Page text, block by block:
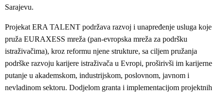
Sarajevu.
Projekat ERA TALENT podržava razvoj i unapređenje usluga koje
pruža EURAXESS mreža (pan-evropska mreža za podršku
istraživačima), kroz reformu njene strukture, sa ciljem pružanja
podrške razvoju karijere istraživača u Evropi, proširivši im karijerne
putanje u akademskom, industrijskom, poslovnom, javnom i
nevladinom sektoru. Dodjelom granta i implementacijom projektnih